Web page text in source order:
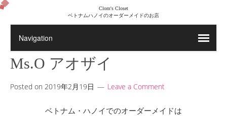
Clom's Closet
ベトナムハノイのオーダーメイドのお店
Ms.O アオザイ
Posted on 2019年2月19日 Leave a Comment
ベトナム・ハノイでのオーダーメイドは